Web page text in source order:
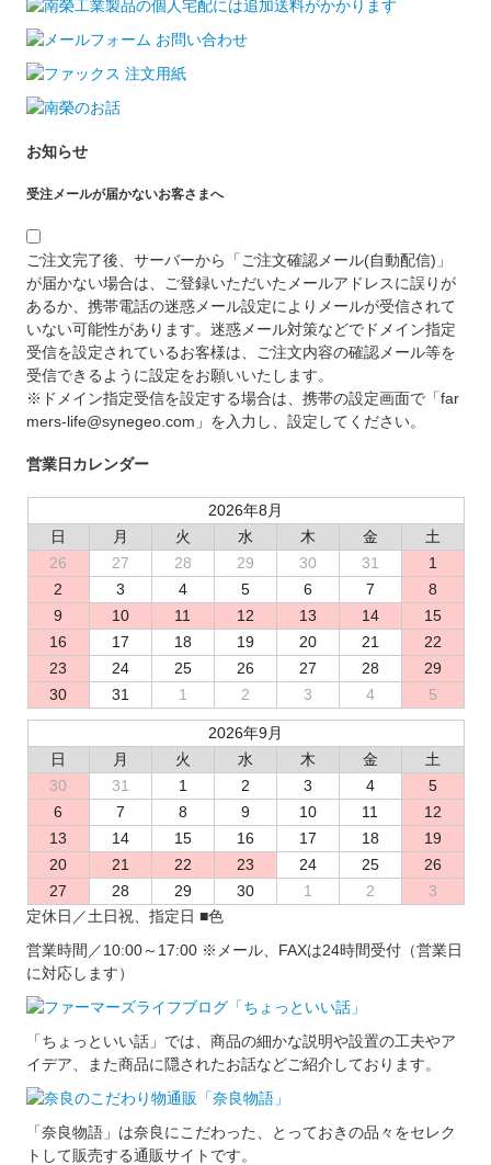
お知らせ
受注メールが届かないお客さまへ
ご注文完了後、サーバーから「ご注文確認メール(自動配信)」
が届かない場合は、ご登録いただいたメールアドレスに誤りが
あるか、携帯電話の迷惑メール設定によりメールが受信されて
いない可能性があります。迷惑メール対策などでドメイン指定
受信を設定されているお客様は、ご注文内容の確認メール等を
受信できるように設定をお願いいたします。
※ドメイン指定受信を設定する場合は、携帯の設定画面で「far
mers-life@synegeo.com」を入力し、設定してください。
営業日カレンダー
2026年8月
日
月 火 水 木 金
土
26
27 28 29 30 31
1
2
3 4 5 6 7
8
9
10 11 12 13 14
15
16
17 18 19 20 21
22
23
24 25 26 27 28
29
30
31 1 2 3 4 5
2026年9月
日
月 火 水 木 金
土
30
31 1 2 3 4
5
6
7 8 9 10 11
12
13
14 15 16 17 18
19
20
21 22 23 24 25
26
27
28 29 30 1 2
3
定休日／土日祝、指定日■色
営業時間／10:00～17:00 ※メール、FAXは24時間受付（営業日
に対応します）
「ちょっといい話」では、商品の細かな説明や設置の工夫やア
イデア、また商品に隠されたお話などご紹介しております。
「奈良物語」は奈良にこだわった、とっておきの品々をセレク
トして販売する通販サイトです。